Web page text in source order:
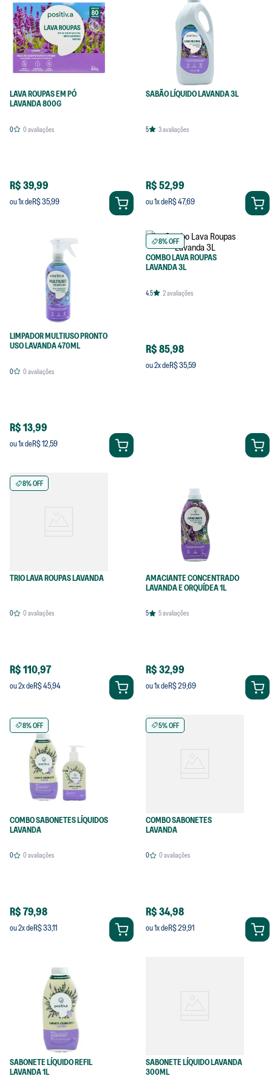
LAVA ROUPAS EM PÓ
LAVANDA 800G
0 0avaliações
R$ 39,99
ou1x deR$ 35,99
SABÃO LÍQUIDO LAVANDA 3L
5 3avaliações
R$ 52,99
ou1x deR$ 47,69
LIMPADOR MULTIUSO PRONTO
USO LAVANDA 470ML
0 0avaliações
R$ 13,99
ou1x deR$ 12,59
8% OFF
COMBO LAVA ROUPAS
LAVANDA 3L
4.5 2avaliações
R$ 85,98
ou2x deR$ 35,59
8% OFF
TRIO LAVA ROUPAS LAVANDA
0 0avaliações
R$ 110,97
ou2x deR$ 45,94
AMACIANTE CONCENTRADO
LAVANDA E ORQUÍDEA 1L
5 5avaliações
R$ 32,99
ou1x deR$ 29,69
8% OFF
COMBO SABONETES LÍQUIDOS
LAVANDA
0 0avaliações
R$ 79,98
ou2x deR$ 33,11
5% OFF
COMBO SABONETES
LAVANDA
0 0avaliações
R$ 34,98
ou1x deR$ 29,91
SABONETE LÍQUIDO REFIL
LAVANDA 1L
SABONETE LÍQUIDO LAVANDA
300ML